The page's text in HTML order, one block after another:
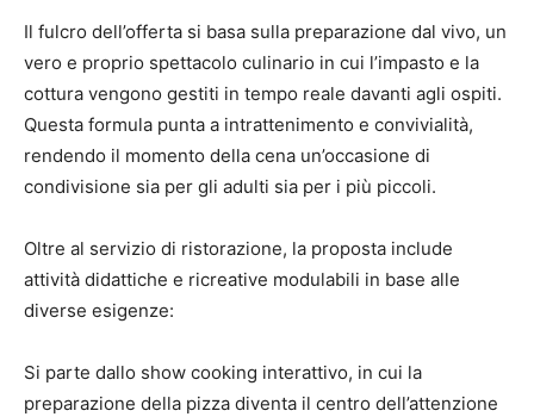
Il fulcro dell’offerta si basa sulla preparazione dal vivo, un
vero e proprio spettacolo culinario in cui l’impasto e la
cottura vengono gestiti in tempo reale davanti agli ospiti.
Questa formula punta a intrattenimento e convivialità,
rendendo il momento della cena un’occasione di
condivisione sia per gli adulti sia per i più piccoli.
Oltre al servizio di ristorazione, la proposta include
attività didattiche e ricreative modulabili in base alle
diverse esigenze:
Si parte dallo show cooking interattivo, in cui la
preparazione della pizza diventa il centro dell’attenzione